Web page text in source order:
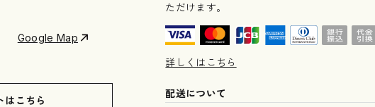
Google Map
はこちら
ただけます。
詳しくはこちら
配送について